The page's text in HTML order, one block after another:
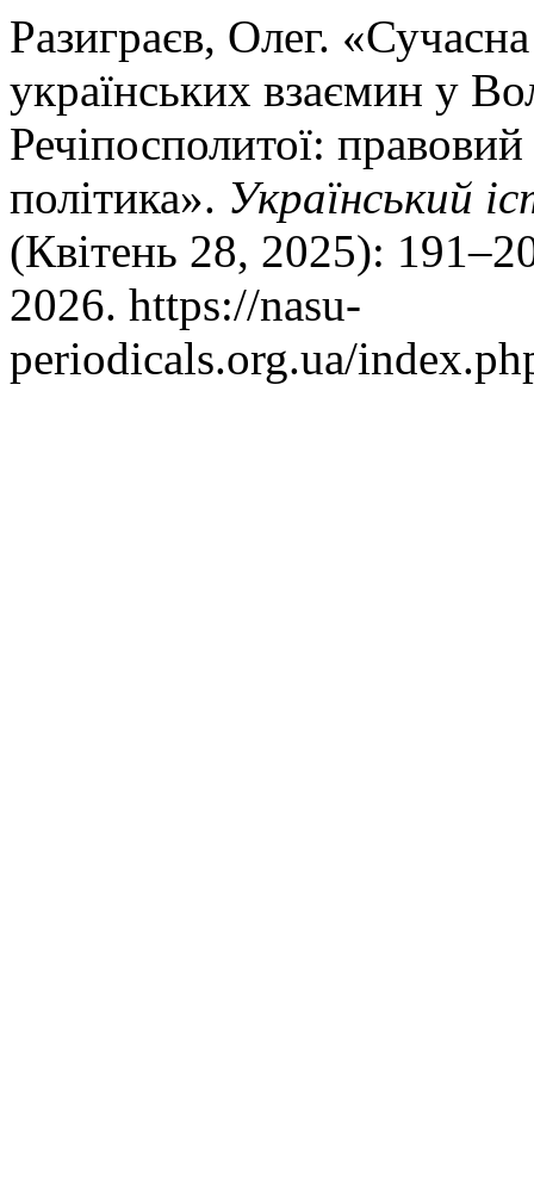
Разиграєв, Олег.
українських взаємин у
Речіпосполитої:
політика». Український
(Квітень 28, 2025):
2026. https://nasu-
periodicals.org.ua/